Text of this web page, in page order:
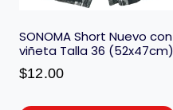
SONOMA Short Nuevo con
viñeta Talla 36 (52x47cm)
$12.00